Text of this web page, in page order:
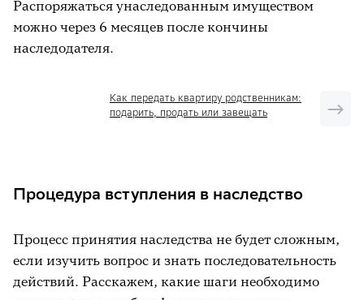
Распоряжаться унаследованным имуществом
можно через 6 месяцев после кончины
наследодателя.
Как передать квартиру родственникам:
подарить, продать или завещать
Процедура вступления в наследство
Процесс принятия наследства не будет сложным,
если изучить вопрос и знать последовательность
действий. Расскажем, какие шаги необходимо